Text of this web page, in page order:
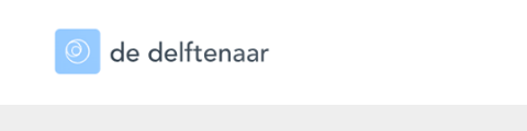
dedelftenaar.nl